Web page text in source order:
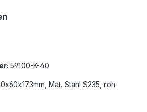
59100-K-40
Mat. Stahl S235, roh